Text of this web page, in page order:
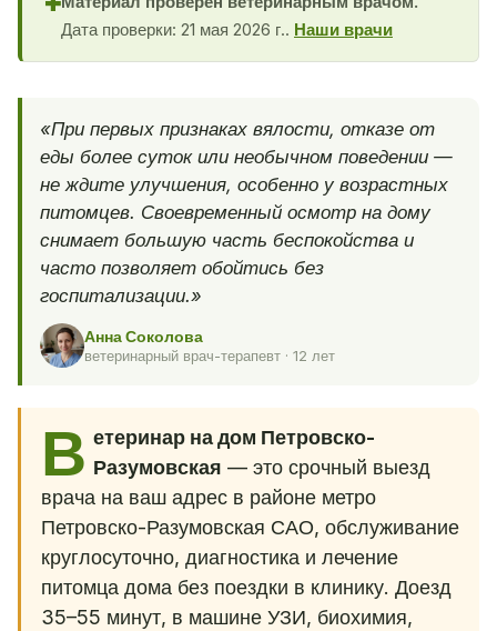
Дата проверки: 21 мая 2026 г.. Наши врачи
«При первых признаках вялости, отказе от
еды более суток или необычном поведении —
не ждите улучшения, особенно у возрастных
питомцев. Своевременный осмотр на дому
снимает большую часть беспокойства и
часто позволяет обойтись без
госпитализации.»
Анна Соколова
ветеринарный врач-терапевт · 12 лет
В етеринар на дом Петровско-
Разумовская — это срочный выезд
врача на ваш адрес в районе метро
Петровско-Разумовская САО, обслуживание
круглосуточно, диагностика и лечение
питомца дома без поездки в клинику. Доезд
35–55 минут, в машине УЗИ, биохимия,